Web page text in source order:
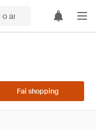
Fai shopping